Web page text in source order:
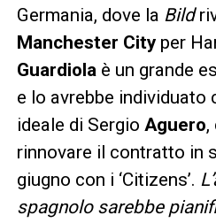
Germania, dove la Bild
Manchester Cityper
Guardiolaè un grande
e lo avrebbe
ideale di Sergio Aguero,
rinnovare il contratto in
giugno con i ‘Citizens’.
spagnolo sarebbe